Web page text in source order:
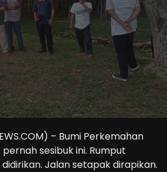
– Bumi Perkemahan
sesibuk ini. Rumput
Jalan setapak dirapikan.